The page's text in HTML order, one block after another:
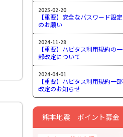
2025-02-20
【重要】安全なパスワード設定
のお願い
2024-11-28
【重要】ハピタス利用規約の一
部改定について
2024-04-01
【重要】ハピタス利用規約一部
改定のお知らせ
熊本地震 ポイント募金